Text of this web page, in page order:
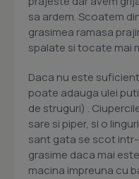
sa ardem. Scoatem
grasimea ramasa
spalate si tocate mai
Daca nu este
poate adauga ulei
de struguri) .
sare si piper, si o
sant gata se scot
grasime daca mai
macina impreuna cu